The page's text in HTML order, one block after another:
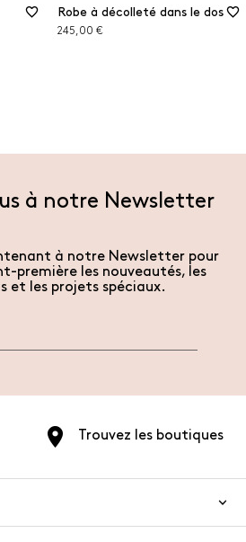
Robe à décolleté dans le dos
245,00 €
à notre Newsletter
à notre Newsletter pour
première les nouveautés, les
et les projets spéciaux.
Trouvez les boutiques